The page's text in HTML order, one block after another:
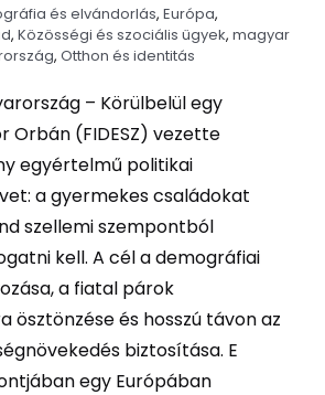
és elvándorlás, Európa,
, Közösségi és szociális ügyek, magyar
, Otthon és identitás
– Körülbelül egy
Orbán (FIDESZ) vezette
egyértelmű politikai
a gyermekes családokat
szellemi szempontból
kell. A cél a demográfiai
a fiatal párok
ösztönzése és hosszú távon az
biztosítása. E
egy Európában